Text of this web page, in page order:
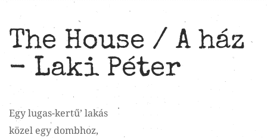
The House / A ház
- Laki Péter
Egy lugas-kertű’ lakás
közel egy dombhoz,